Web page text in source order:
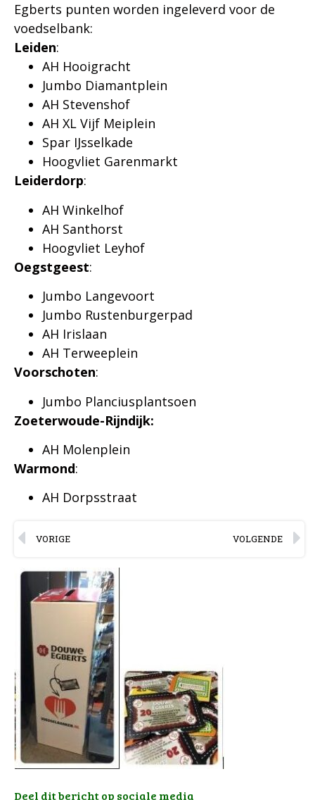
Egberts punten worden ingeleverd voor de
voedselbank:
Leiden:
AH Hooigracht
Jumbo Diamantplein
AH Stevenshof
AH XL Vijf Meiplein
Spar IJsselkade
Hoogvliet Garenmarkt
Leiderdorp:
AH Winkelhof
AH Santhorst
Hoogvliet Leyhof
Oegstgeest:
Jumbo Langevoort
Jumbo Rustenburgerpad
AH Irislaan
AH Terweeplein
Voorschoten:
Jumbo Planciusplantsoen
Zoeterwoude-Rijndijk:
AH Molenplein
Warmond:
AH Dorpsstraat
VORIGE VOLGENDE
Deel dit bericht op sociale media